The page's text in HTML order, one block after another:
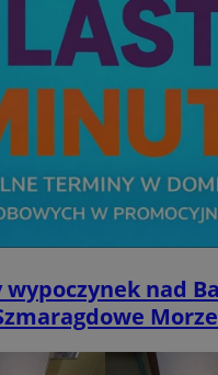
wypoczynek nad
Morze